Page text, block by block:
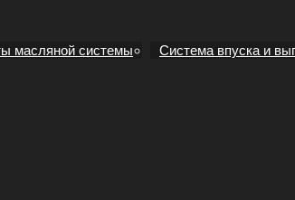
масляной системы Система впуска и